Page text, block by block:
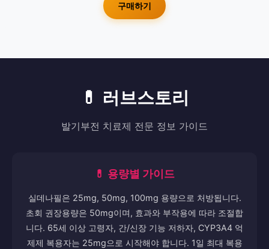
구매하기
💊 러브스토리
발기부전 치료제 전문 정보 가이드
💊 용량별 가이드
실데나필은 25mg, 50mg, 100mg 용량으로 처방됩니다.
초회 권장용량은 50mg이며, 효과와 부작용에 따라 조절합
니다. 65세 이상 고령자, 간/신장 기능 저하자, CYP3A4 억
제제 복용자는 25mg으로 시작해야 합니다. 1일 최대 복용